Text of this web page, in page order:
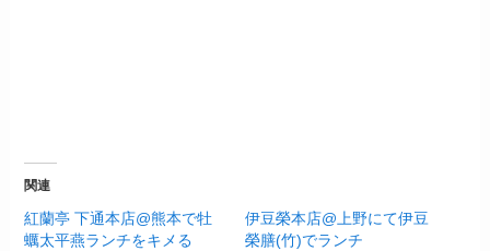
関連
紅蘭亭 下通本店@熊本で牡
蠣太平燕ランチをキメる
伊豆榮本店@上野にて伊豆
榮膳(竹)でランチ